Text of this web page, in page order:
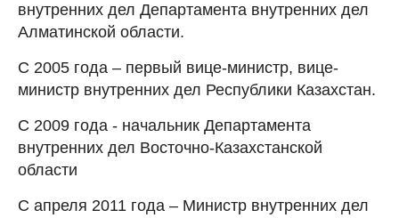
внутренних дел Департамента внутренних дел
Алматинской области.
С 2005 года – первый вице-министр, вице-
министр внутренних дел Республики Казахстан.
С 2009 года - начальник Департамента
внутренних дел Восточно-Казахстанской
области
С апреля 2011 года – Министр внутренних дел